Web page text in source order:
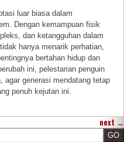
luar biasa dalam
Dengan kemampuan fisik
dan ketangguhan dalam
hanya menarik perhatian,
bertahan hidup dan
ini, pelestarian penguin
agar generasi mendatang tetap
penuh kejutan ini.
next →